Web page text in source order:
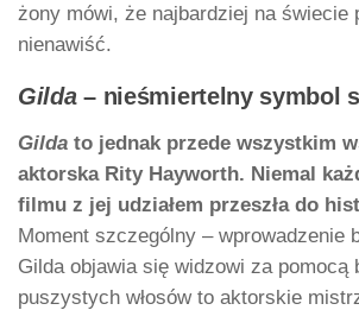
żony mówi, że najbardziej na świecie
nienawiść.
Gilda– nieśmiertelny symbol
Gilda to jednak przede wszystkim
aktorska Rity Hayworth. Niemal
filmu z jej udziałem przeszła do
Moment szczególny – wprowadzenie
Gilda objawia się widzowi za pomocą
puszystych włosów to aktorskie